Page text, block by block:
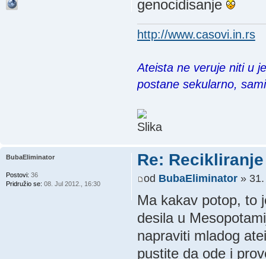
genocidisanje
http://www.casovi.in.rs
Ateista ne veruje niti u
postane sekularno,
Re:
od BubaEliminator» 31.
Ma kakav potop, to
desila u
napraviti mladog
pustite da ode i
BubaEliminator
Postovi: 36
Pridružio se: 08. Jul 2012., 16:30